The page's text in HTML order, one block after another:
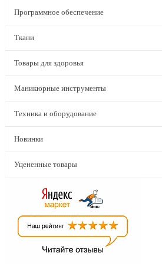
Программное обеспечение
Ткани
Товары для здоровья
Маникюрные инструменты
Техника и оборудование
Новинки
Уцененные товары